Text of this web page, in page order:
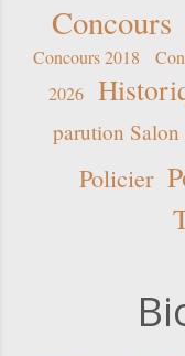
Concours
Concours 2018
2026
parution
Policier